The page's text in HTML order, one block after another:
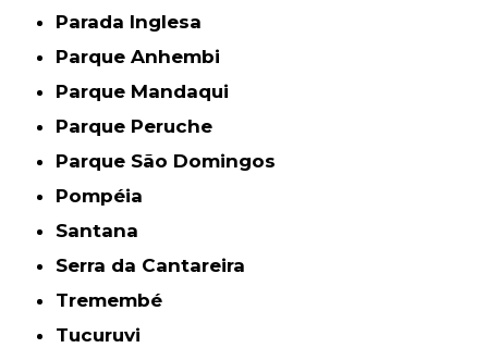
Parada Inglesa
Parque Anhembi
Parque Mandaqui
Parque Peruche
Parque São Domingos
Pompéia
Santana
Serra da Cantareira
Tremembé
Tucuruvi